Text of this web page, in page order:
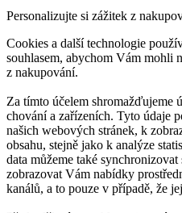
Personalizujte si zážitek z
Cookies a další technologie
souhlasem, abychom Vám mohli
z nakupování.
Za tímto účelem shromažďujeme
chování a zařízeních. Tyto údaje
našich webových stránek, k
obsahu, stejně jako k analýze
data můžeme také
zobrazovat Vám nabídky
kanálů, a to pouze v případě, že